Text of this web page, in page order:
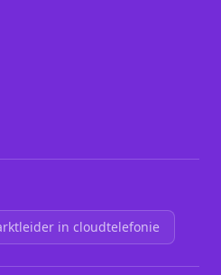
in cloudtelefonie